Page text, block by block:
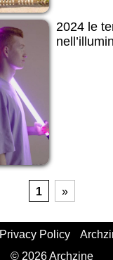
2024 le
1 »
Privacy Policy
© 2026 Archzine